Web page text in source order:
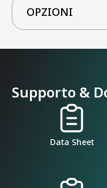
OPZIONI
Supporto &
Data Sheet